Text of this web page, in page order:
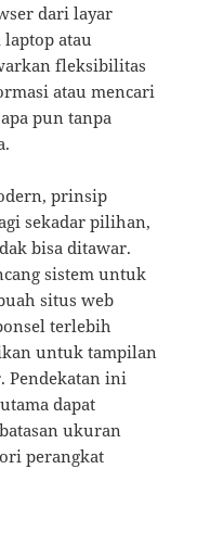
dari layar
atau
fleksibilitas
atau mencari
pun tanpa
prinsip
sekadar pilihan,
bisa ditawar.
sistem untuk
situs web
terlebih
untuk tampilan
Pendekatan ini
dapat
ukuran
perangkat